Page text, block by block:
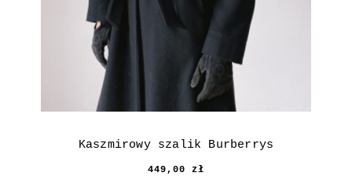
Kaszmirowy szalik Burberrys
449,00 zł